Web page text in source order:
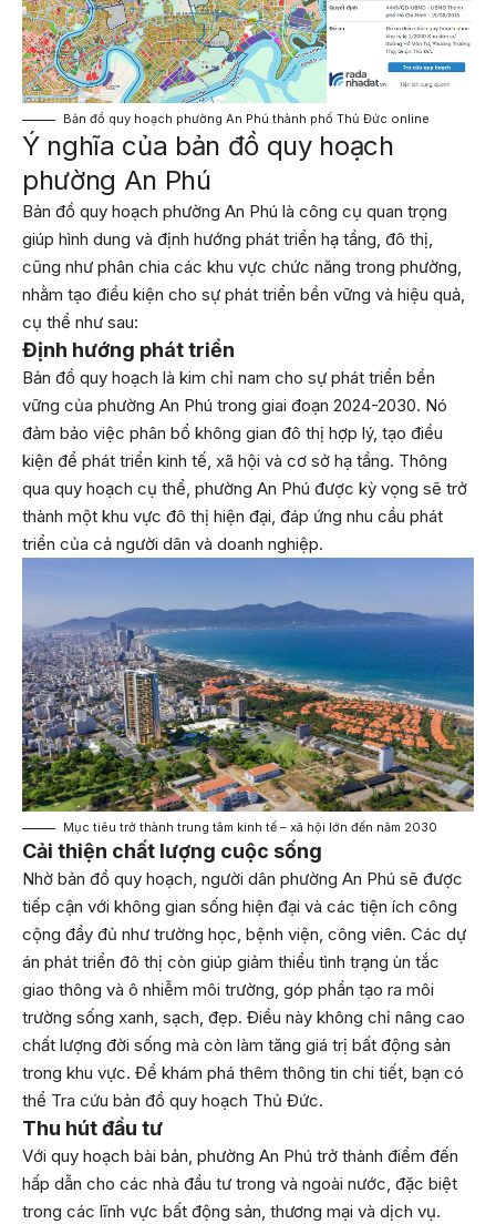
Bản đồ quy hoạch phường An Phú thành phố Thủ Đức online
Ý nghĩa của bản đồ quy hoạch
phường An Phú
Bản đồ quy hoạch phường An Phú là công cụ quan trọng
giúp hình dung và định hướng phát triển hạ tầng, đô thị,
cũng như phân chia các khu vực chức năng trong phường,
nhằm tạo điều kiện cho sự phát triển bền vững và hiệu quả,
cụ thể như sau:
Định hướng phát triển
Bản đồ quy hoạch là kim chỉ nam cho sự phát triển bền
vững của phường An Phú trong giai đoạn 2024-2030. Nó
đảm bảo việc phân bổ không gian đô thị hợp lý, tạo điều
kiện để phát triển kinh tế, xã hội và cơ sở hạ tầng. Thông
qua quy hoạch cụ thể, phường An Phú được kỳ vọng sẽ trở
thành một khu vực đô thị hiện đại, đáp ứng nhu cầu phát
triển của cả người dân và doanh nghiệp.
Mục tiêu trở thành trung tâm kinh tế – xã hội lớn đến năm 2030
Cải thiện chất lượng cuộc sống
Nhờ bản đồ quy hoạch, người dân phường An Phú sẽ được
tiếp cận với không gian sống hiện đại và các tiện ích công
cộng đầy đủ như trường học, bệnh viện, công viên. Các dự
án phát triển đô thị còn giúp giảm thiểu tình trạng ùn tắc
giao thông và ô nhiễm môi trường, góp phần tạo ra môi
trường sống xanh, sạch, đẹp. Điều này không chỉ nâng cao
chất lượng đời sống mà còn làm tăng giá trị bất động sản
trong khu vực. Để khám phá thêm thông tin chi tiết, bạn có
thể Tra cứu bản đồ quy hoạch Thủ Đức.
Thu hút đầu tư
Với quy hoạch bài bản, phường An Phú trở thành điểm đến
hấp dẫn cho các nhà đầu tư trong và ngoài nước, đặc biệt
trong các lĩnh vực bất động sản, thương mại và dịch vụ.